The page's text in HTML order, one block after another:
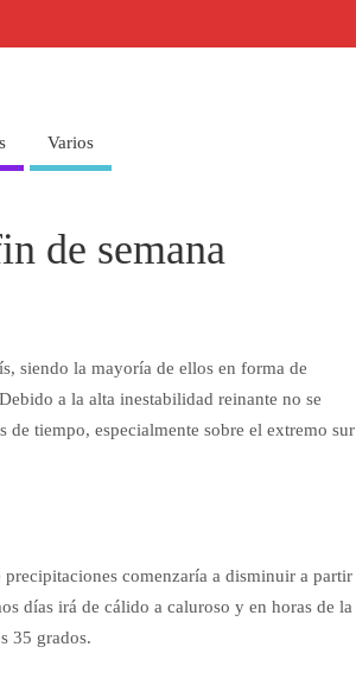
Varios
de semana
siendo la mayoría de ellos en forma de
a la alta inestabilidad reinante no se
tiempo, especialmente sobre el extremo sur
comenzaría a disminuir a partir
días irá de cálido a caluroso y en horas de la
35 grados.